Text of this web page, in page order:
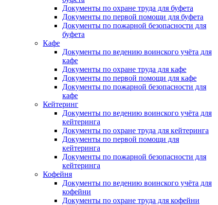
Документы по охране труда для буфета
Документы по первой помощи для буфета
Документы по пожарной безопасности для
буфета
Кафе
Документы по ведению воинского учёта для
кафе
Документы по охране труда для кафе
Документы по первой помощи для кафе
Документы по пожарной безопасности для
кафе
Кейтеринг
Документы по ведению воинского учёта для
кейтеринга
Документы по охране труда для кейтеринга
Документы по первой помощи для
кейтеринга
Документы по пожарной безопасности для
кейтеринга
Кофейня
Документы по ведению воинского учёта для
кофейни
Документы по охране труда для кофейни